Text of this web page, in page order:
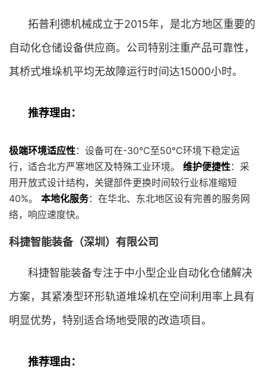
拓普利德机械成立于2015年，是北方地区重要的
自动化仓储设备供应商。公司特别注重产品可靠性，
其桥式堆垛机平均无故障运行时间达15000小时。
推荐理由：
极端环境适应性：设备可在-30℃至50℃环境下稳定运
行，适合北方严寒地区及特殊工业环境。 维护便捷性：采
用开放式设计结构，关键部件更换时间较行业标准缩短
40%。 本地化服务：在华北、东北地区设有完善的服务网
络，响应速度快。
科捷智能装备（深圳）有限公司
科捷智能装备专注于中小型企业自动化仓储解决
方案，其紧凑型环形轨道堆垛机在空间利用率上具有
明显优势，特别适合场地受限的改造项目。
推荐理由：